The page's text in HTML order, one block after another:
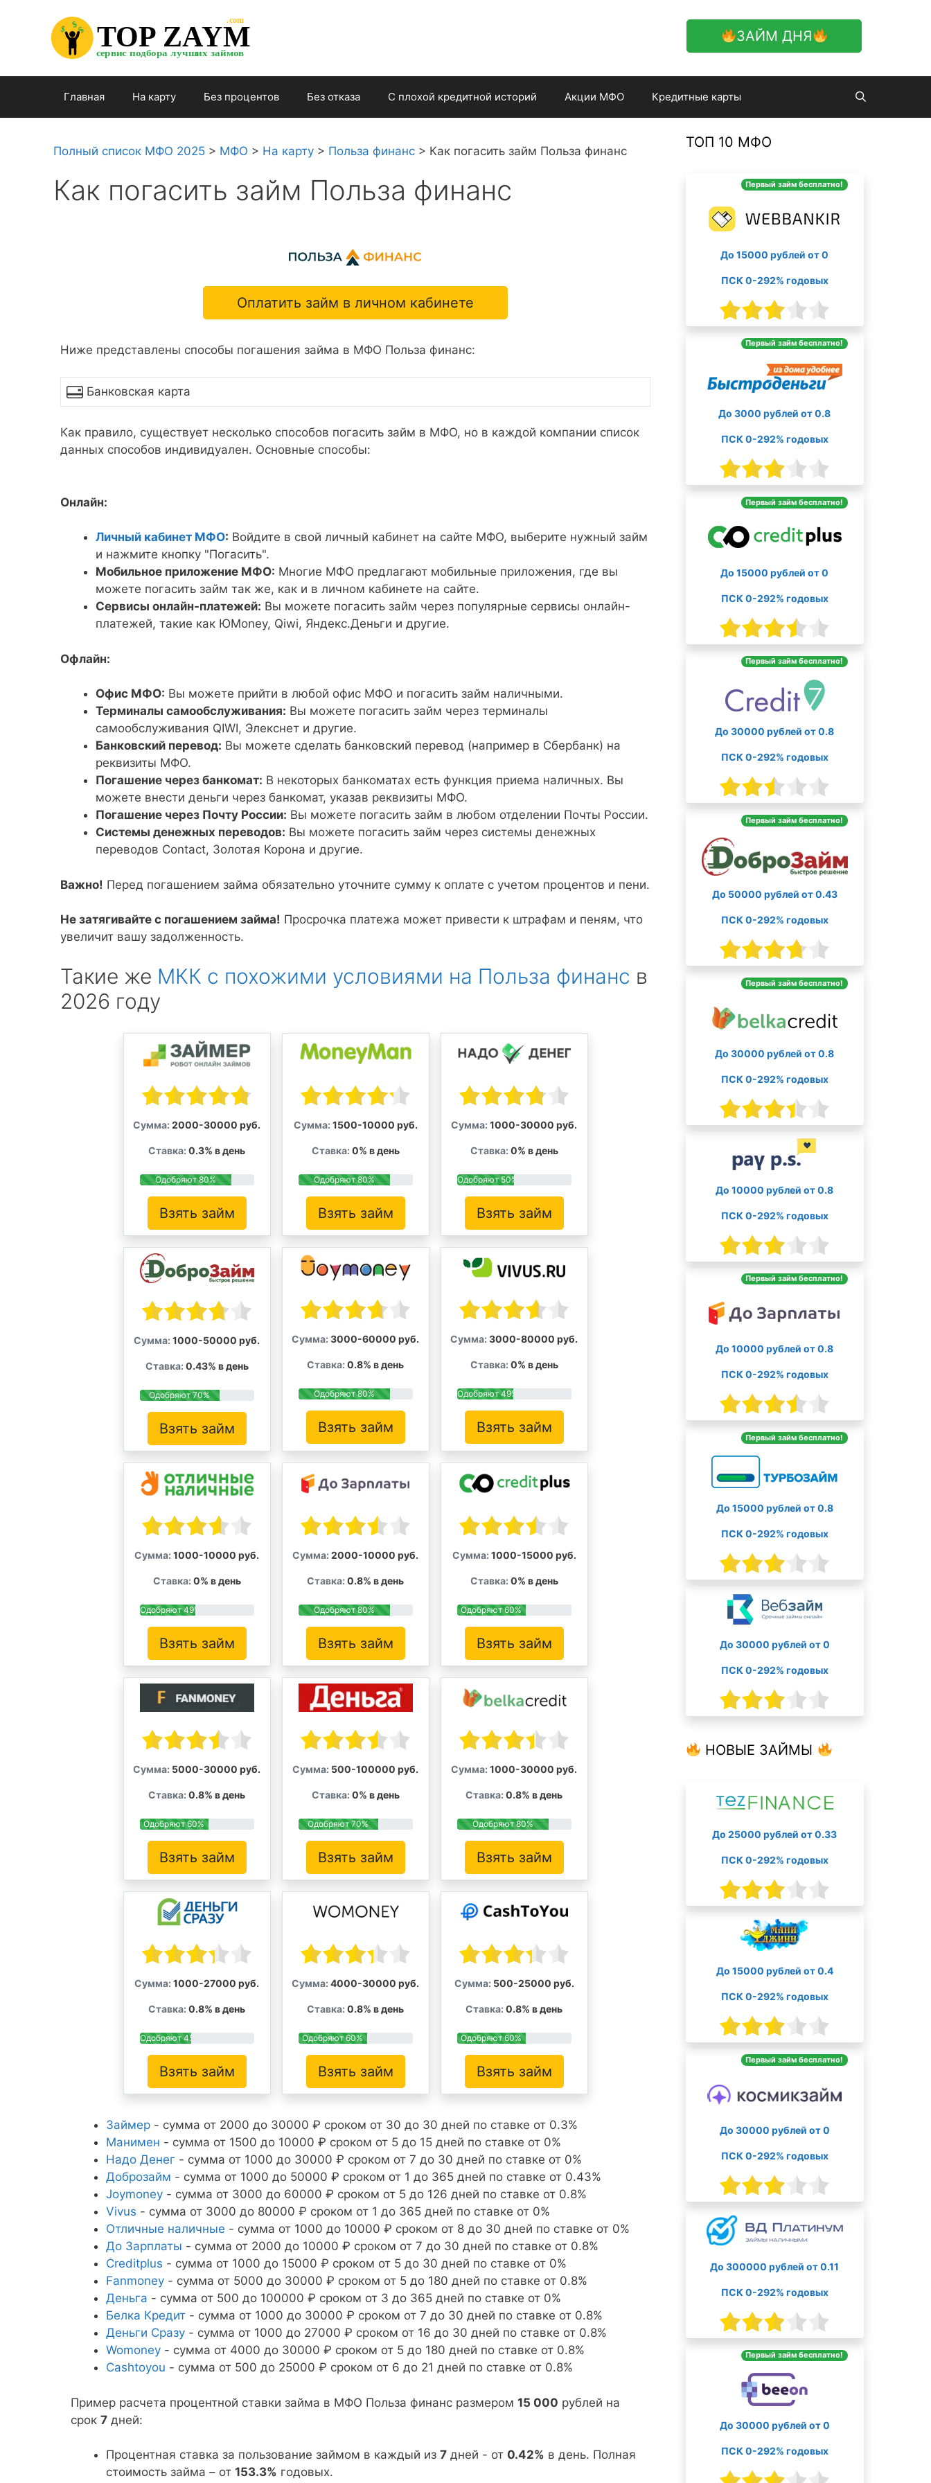
содержимому
ЗАЙМ ДНЯ
TOP ZAYM
сервис подбора лучших займов
.com
$
$
$
Главная На карту Без процентов Без отказа С плохой кредитной историй Акции МФО Кредитные карты
Полный список МФО 2025 > МФО > На карту > Польза финанс > Как погасить займ Польза финанс
Как погасить займ Польза финанс
Оплатить займ в личном кабинете
Ниже представлены способы погашения займа в МФО Польза финанс:
Банковская карта
Как правило, существует несколько способов погасить займ в МФО, но в каждой компании список
данных способов индивидуален. Основные способы:
Онлайн:
Личный кабинет МФО: Войдите в свой личный кабинет на сайте МФО, выберите нужный займ
и нажмите кнопку "Погасить".
Мобильное приложение МФО: Многие МФО предлагают мобильные приложения, где вы
можете погасить займ так же, как и в личном кабинете на сайте.
Сервисы онлайн-платежей: Вы можете погасить займ через популярные сервисы онлайн-
платежей, такие как ЮMoney, Qiwi, Яндекс.Деньги и другие.
Офлайн:
Офис МФО: Вы можете прийти в любой офис МФО и погасить займ наличными.
Терминалы самообслуживания: Вы можете погасить займ через терминалы
самообслуживания QIWI, Элекснет и другие.
Банковский перевод: Вы можете сделать банковский перевод (например в Сбербанк) на
реквизиты МФО.
Погашение через банкомат: В некоторых банкоматах есть функция приема наличных. Вы
можете внести деньги через банкомат, указав реквизиты МФО.
Погашение через Почту России: Вы можете погасить займ в любом отделении Почты России.
Системы денежных переводов: Вы можете погасить займ через системы денежных
переводов Contact, Золотая Корона и другие.
Важно! Перед погашением займа обязательно уточните сумму к оплате с учетом процентов и пени.
Не затягивайте с погашением займа! Просрочка платежа может привести к штрафам и пеням, что
увеличит вашу задолженность.
Такие же МКК с похожими условиями на Польза финанс в
2026 году
Сумма: 2000-30000 руб.
Ставка: 0.3% в день
Одобряют 80%
Взять займ
Сумма: 1500-10000 руб.
Ставка: 0% в день
Одобряют 80%
Взять займ
Сумма: 1000-30000 руб.
Ставка: 0% в день
Одобряют 50%
Взять займ
Сумма: 1000-50000 руб.
Ставка: 0.43% в день
Одобряют 70%
Взять займ
Сумма: 3000-60000 руб.
Ставка: 0.8% в день
Одобряют 80%
Взять займ
Сумма: 3000-80000 руб.
Ставка: 0% в день
Одобряют 49%
Взять займ
Сумма: 1000-10000 руб.
Ставка: 0% в день
Одобряют 49%
Взять займ
Сумма: 2000-10000 руб.
Ставка: 0.8% в день
Одобряют 80%
Взять займ
Сумма: 1000-15000 руб.
Ставка: 0% в день
Одобряют 60%
Взять займ
Сумма: 5000-30000 руб.
Ставка: 0.8% в день
Одобряют 60%
Взять займ
Сумма: 500-100000 руб.
Ставка: 0% в день
Одобряют 70%
Взять займ
Сумма: 1000-30000 руб.
Ставка: 0.8% в день
Одобряют 80%
Взять займ
Сумма: 1000-27000 руб.
Ставка: 0.8% в день
Одобряют 45%
Взять займ
Сумма: 4000-30000 руб.
Ставка: 0.8% в день
Одобряют 60%
Взять займ
Сумма: 500-25000 руб.
Ставка: 0.8% в день
Одобряют 60%
Взять займ
Займер - сумма от 2000 до 30000 ₽ сроком от 30 до 30 дней по ставке от 0.3%
Манимен - сумма от 1500 до 10000 ₽ сроком от 5 до 15 дней по ставке от 0%
Надо Денег - сумма от 1000 до 30000 ₽ сроком от 7 до 30 дней по ставке от 0%
Доброзайм - сумма от 1000 до 50000 ₽ сроком от 1 до 365 дней по ставке от 0.43%
Joymoney - сумма от 3000 до 60000 ₽ сроком от 5 до 126 дней по ставке от 0.8%
Vivus - сумма от 3000 до 80000 ₽ сроком от 1 до 365 дней по ставке от 0%
Отличные наличные - сумма от 1000 до 10000 ₽ сроком от 8 до 30 дней по ставке от 0%
До Зарплаты - сумма от 2000 до 10000 ₽ сроком от 7 до 30 дней по ставке от 0.8%
Creditplus - сумма от 1000 до 15000 ₽ сроком от 5 до 30 дней по ставке от 0%
Fanmoney - сумма от 5000 до 30000 ₽ сроком от 5 до 180 дней по ставке от 0.8%
Деньга - сумма от 500 до 100000 ₽ сроком от 3 до 365 дней по ставке от 0%
Белка Кредит - сумма от 1000 до 30000 ₽ сроком от 7 до 30 дней по ставке от 0.8%
Деньги Сразу - сумма от 1000 до 27000 ₽ сроком от 16 до 30 дней по ставке от 0.8%
Womoney - сумма от 4000 до 30000 ₽ сроком от 5 до 180 дней по ставке от 0.8%
Cashtoyou - сумма от 500 до 25000 ₽ сроком от 6 до 21 дней по ставке от 0.8%
Пример расчета процентной ставки займа в МФО Польза финанс размером 15 000 рублей на
срок 7 дней:
Процентная ставка за пользование займом в каждый из 7 дней - от 0.42% в день. Полная
стоимость займа – от 153.3% годовых.
ТОП 10 МФО
Первый займ бесплатно!
До 15000 рублей от 0
ПСК 0-292% годовых
Первый займ бесплатно!
До 3000 рублей от 0.8
ПСК 0-292% годовых
Первый займ бесплатно!
До 15000 рублей от 0
ПСК 0-292% годовых
Первый займ бесплатно!
До 30000 рублей от 0.8
ПСК 0-292% годовых
Первый займ бесплатно!
До 50000 рублей от 0.43
ПСК 0-292% годовых
Первый займ бесплатно!
До 30000 рублей от 0.8
ПСК 0-292% годовых
До 10000 рублей от 0.8
ПСК 0-292% годовых
Первый займ бесплатно!
До 10000 рублей от 0.8
ПСК 0-292% годовых
Первый займ бесплатно!
До 15000 рублей от 0.8
ПСК 0-292% годовых
До 30000 рублей от 0
ПСК 0-292% годовых
НОВЫЕ ЗАЙМЫ
До 25000 рублей от 0.33
ПСК 0-292% годовых
До 15000 рублей от 0.4
ПСК 0-292% годовых
Первый займ бесплатно!
До 30000 рублей от 0
ПСК 0-292% годовых
До 300000 рублей от 0.11
ПСК 0-292% годовых
Первый займ бесплатно!
До 30000 рублей от 0
ПСК 0-292% годовых